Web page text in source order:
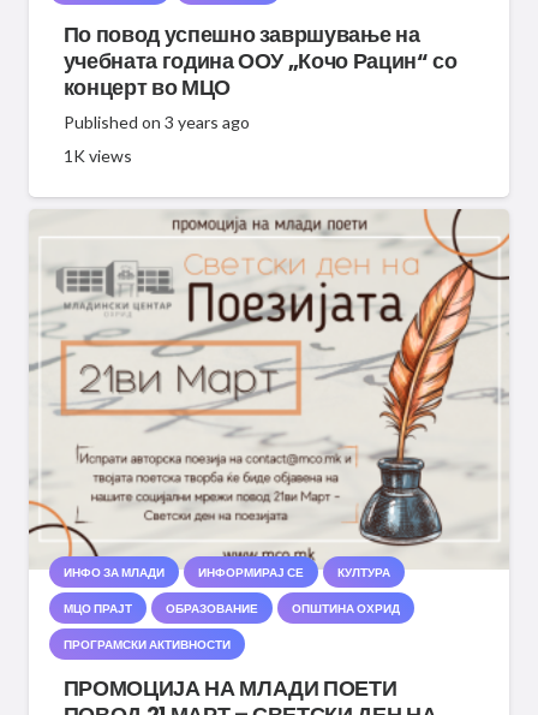
По повод успешно завршување на
учебната година ООУ „Кочо Рацин“ со
концерт во МЦО
Published on 3 years ago
1Kviews
ИНФО ЗА МЛАДИ ИНФОРМИРАЈ СЕ КУЛТУРА
МЦО ПРАЈТ ОБРАЗОВАНИЕ ОПШТИНА ОХРИД
ПРОГРАМСКИ АКТИВНОСТИ
ПРОМОЦИЈА НА МЛАДИ ПОЕТИ